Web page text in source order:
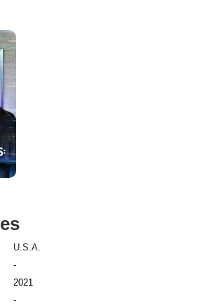
U.S.A.
-
2021
-